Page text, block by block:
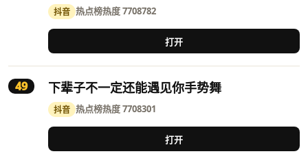
抖音 热点榜热度 7708782
打开
49 下辈子不一定还能遇见你手势舞
抖音 热点榜热度 7708301
打开